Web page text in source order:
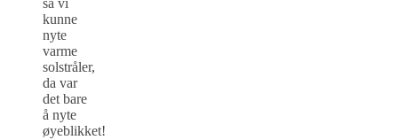
så vi
kunne
nyte
varme
solstråler,
da var
det bare
å nyte
øyeblikket!